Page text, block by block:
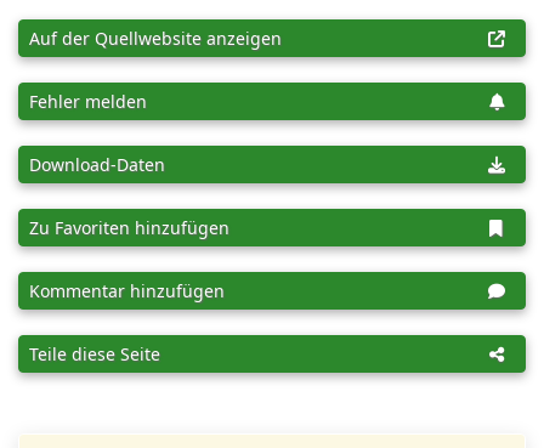
Auf der Quellwebsite anzeigen
Fehler melden
Download-Daten
Zu Favoriten hinzufügen
Kommentar hinzufügen
Teile diese Seite